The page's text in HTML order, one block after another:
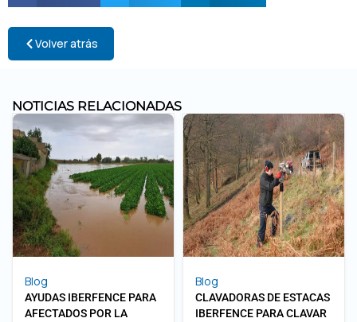
Volver atrás
NOTICIAS RELACIONADAS
Blog
AYUDAS IBERFENCE PARA
AFECTADOS POR LA
Blog
CLAVADORAS DE ESTACAS
IBERFENCE PARA CLAVAR